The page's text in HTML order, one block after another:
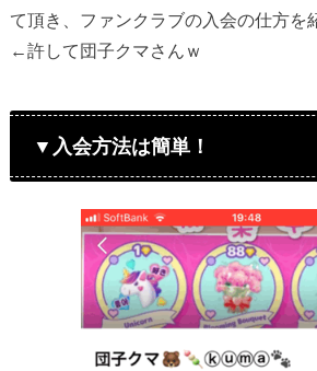
て頂き、ファンクラブの入会の仕方を
←許して団子クマさんｗ
▼入会方法は簡単！